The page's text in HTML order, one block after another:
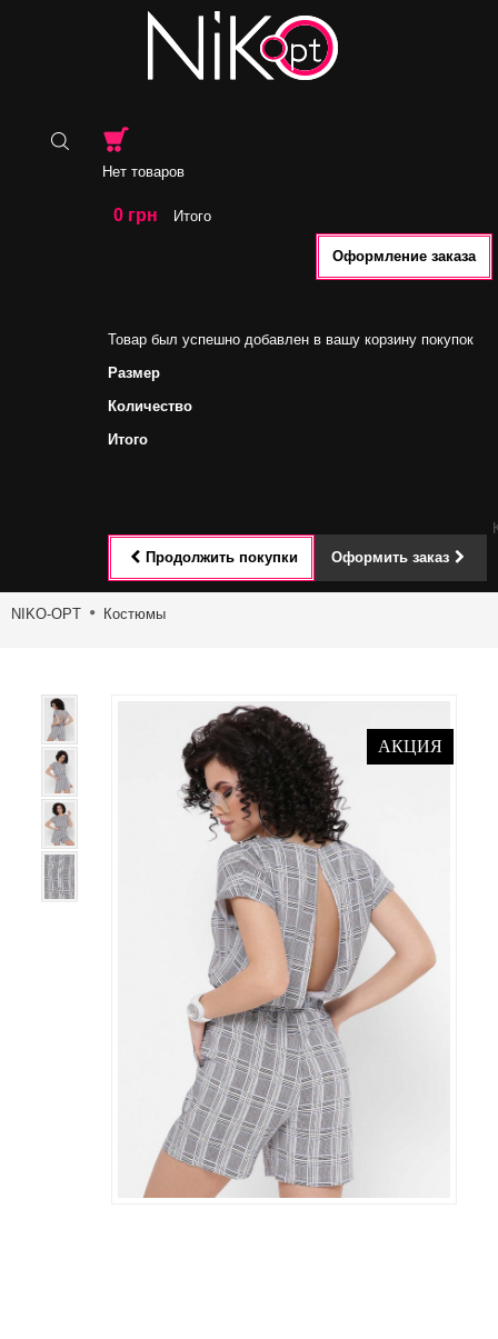
Нет товаров
0 грн Итого
Оформление заказа
Товар был успешно добавлен в вашу корзину покупок
Размер
Количество
Итого
Продолжить покупки Оформить заказ
Toggle
NIKO-OPT Костюмы
АКЦИЯ